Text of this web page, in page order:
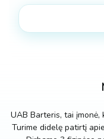
UAB Barteris, tai
Turime didelę patirtį